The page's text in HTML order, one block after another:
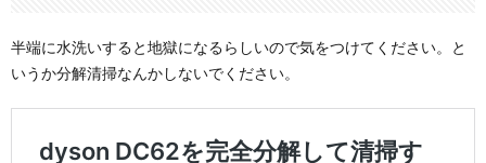
半端に水洗いすると地獄になるらしいので気をつけてください。と
いうか分解清掃なんかしないでください。